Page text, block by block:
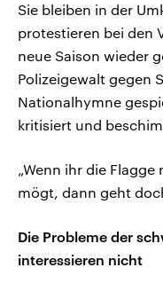
Sie bleiben in der
protestieren bei den
neue Saison wieder
Polizeigewalt gegen
Nationalhymne
kritisiert und
„Wenn ihr die
mögt, dann geht
Die Probleme der
interessieren nicht